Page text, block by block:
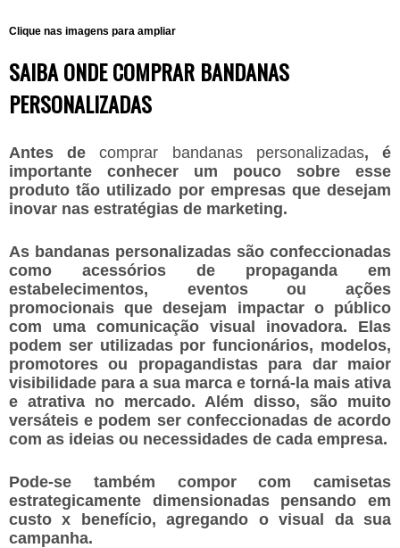
Clique nas imagens para ampliar
SAIBA ONDE COMPRAR BANDANAS
PERSONALIZADAS
Antes decomprar bandanas personalizadas, é
importante conhecer um pouco sobre esse
produto tão utilizado por empresas que desejam
inovar nas estratégias de marketing.
As bandanas personalizadas são confeccionadas
como acessórios de propaganda em
estabelecimentos, eventos ou ações
promocionais que desejam impactar o público
com uma comunicação visual inovadora. Elas
podem ser utilizadas por funcionários, modelos,
promotores ou propagandistas para dar maior
visibilidade para a sua marca e torná-la mais ativa
e atrativa no mercado. Além disso, são muito
versáteis e podem ser confeccionadas de acordo
com as ideias ou necessidades de cada empresa.
Pode-se também compor com camisetas
estrategicamente dimensionadas pensando em
custo x benefício, agregando o visual da sua
campanha.